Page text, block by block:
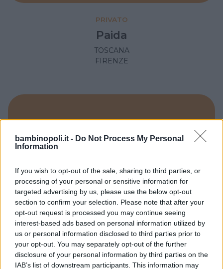
bambinopoli.it - Do Not Process My Personal
Information
If you wish to opt-out of the sale, sharing to third parties, or
processing of your personal or sensitive information for
targeted advertising by us, please use the below opt-out
section to confirm your selection. Please note that after your
opt-out request is processed you may continue seeing
interest-based ads based on personal information utilized by
us or personal information disclosed to third parties prior to
your opt-out. You may separately opt-out of the further
disclosure of your personal information by third parties on the
IAB’s list of downstream participants. This information may
PRIVATO
Paida
TOSCANA
FIRENZE
PRIVATO
Kindergarten
TOSCANA
FIRENZE